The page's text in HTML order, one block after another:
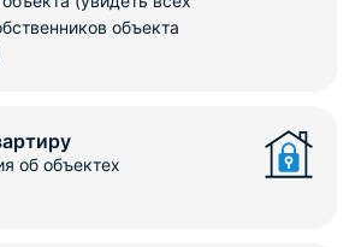
объекта
об объектех